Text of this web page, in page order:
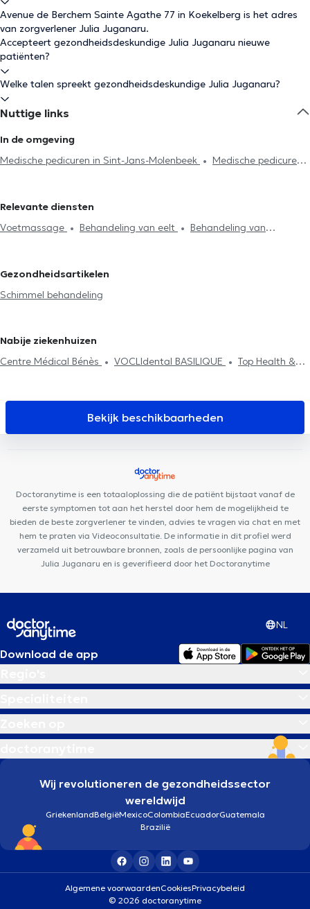
Avenue de Berchem Sainte Agathe 77 in Koekelberg is het adres
van zorgverlener Julia Juganaru.
Accepteert gezondheidsdeskundige Julia Juganaru nieuwe
patiënten?
Welke talen spreekt gezondheidsdeskundige Julia Juganaru?
Nuttige links
In de omgeving
Medische pedicuren in Sint-Jans-Molenbeek
Medische pedicuren
pedicuren in Sint-Gillis
pedicuren in Schaerbeek
Medische pedicuren in Uccle
Medische pedicuren in Kraainem
pedicuren in Overijse
Relevante diensten
Voetmassage
Behandeling van eelt
Behandeling van
hyperkeratose
Paraffinebad
Onychoplastie
Gezondheidsartikelen
Schimmel behandeling
Nabije ziekenhuizen
Centre Médical Bénès
VOCLIdental BASILIQUE
Top Health &
Paro Karreveld
Centre médical General Family
JUMANJI DENTAL
Centre pluridisciplinaire La Colombe
Centre
B Sports Health
Berchem-Sainte-Agathe
Bekijk beschikbaarheden
Doctoranytime is een totaaloplossing die de patiënt bijstaat vanaf de
eerste symptomen tot aan het herstel door hem de mogelijkheid te
bieden de beste zorgverlener te vinden, advies te vragen via chat en met
hem te praten via Videoconsultatie. De informatie in dit profiel werd
verzameld uit betrouwbare bronnen, zoals de persoonlijke pagina van
Julia Juganaru en is geverifieerd door het Doctoranytime
NL
Download de app
Wij revolutioneren de gezondheidssector
wereldwijd
GriekenlandBelgiëMexicoColombiaEcuadorGuatemala
Brazilië
Algemene voorwaardenCookiesPrivacybeleid
© 2026 doctoranytime